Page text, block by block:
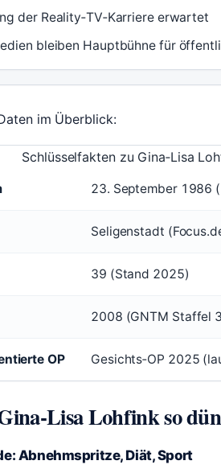
der Reality‑TV‑Karriere erwartet
bleiben Hauptbühne für
im Überblick:
Schlüsselfakten zu Gina‑Lisa
23. September 1986
Seligenstadt
39 (Stand 2025)
2008 (GNTM Staffel
OP Gesichts‑OP 2025
Lohfink so
Abnehmspritze, Diät, Sport